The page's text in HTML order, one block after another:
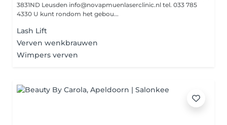
3831ND Leusden info@novapmuenlaserclinic.nl tel. 033 785
4330 U kunt rondom het gebou...
Lash Lift
Verven wenkbrauwen
Wimpers verven